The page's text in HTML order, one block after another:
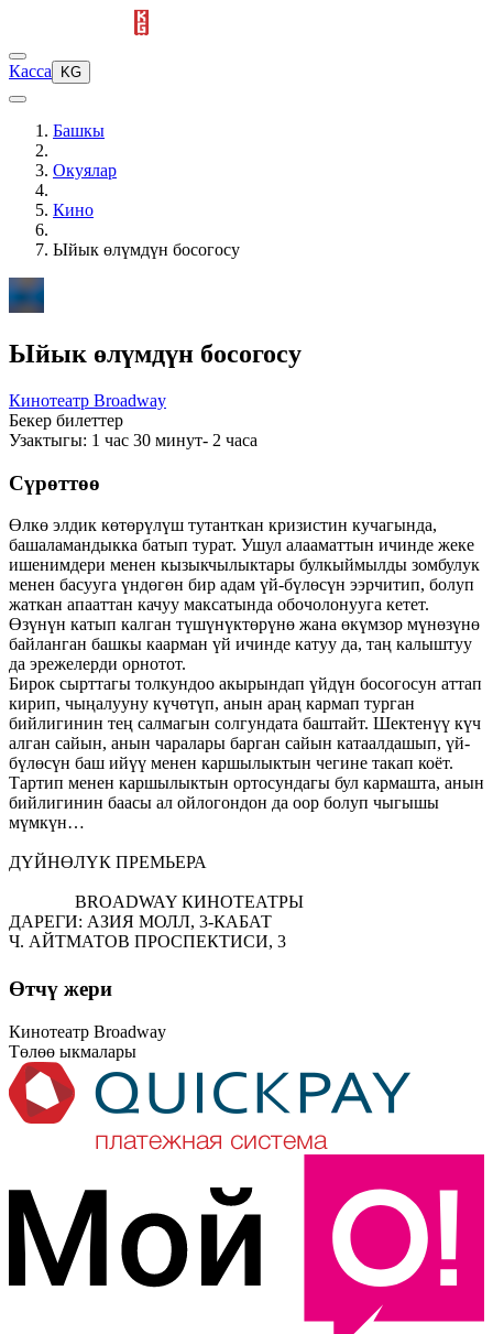
Касса KG
Башкы
Окуялар
Кино
Ыйык өлүмдүн босогосу
Ыйык өлүмдүн босогосу
Кинотеатр Broadway
Бекер билеттер
Узактыгы: 1 час 30 минут- 2 часа
Сүрөттөө
Өлкө элдик көтөрүлүш тутанткан кризистин кучагында,
башаламандыкка батып турат. Ушул алааматтын ичинде жеке
ишенимдери менен кызыкчылыктары булкыймылды зомбулук
менен басууга үндөгөн бир адам үй-бүлөсүн ээрчитип, болуп
жаткан апааттан качуу максатында обочолонууга кетет.
Өзүнүн катып калган түшүнүктөрүнө жана өкүмзор мүнөзүнө
байланган башкы каарман үй ичинде катуу да, таң калыштуу
да эрежелерди орнотот.
Бирок сырттагы толкундоо акырындап үйдүн босогосун аттап
кирип, чыңалууну күчөтүп, анын араң кармап турган
бийлигинин тең салмагын солгундата баштайт. Шектенүү күч
алган сайын, анын чаралары барган сайын катаалдашып, үй-
бүлөсүн баш ийүү менен каршылыктын чегине такап коёт.
Тартип менен каршылыктын ортосундагы бул кармашта, анын
бийлигинин баасы ал ойлогондон да оор болуп чыгышы
мүмкүн…
ДҮЙНӨЛҮК ПРЕМЬЕРА
BROADWAY КИНОТЕАТРЫ
ДАРЕГИ: АЗИЯ МОЛЛ, 3-КАБАТ
Ч. АЙТМАТОВ ПРОСПЕКТИСИ, 3
17:30 2-зал 8 ИЮНЬ
BROADWAY КИНОТЕАТРЫ
ДАРЕГИ: АЗИЯ МОЛЛ, 3-КАБАТ
Ч. АЙТМАТОВ ПРОСПЕКТИСИ, 3
17:30 2-зал 8 ИЮНЬ
Өтчү жери
Кинотеатр Broadway
Төлөө ыкмалары